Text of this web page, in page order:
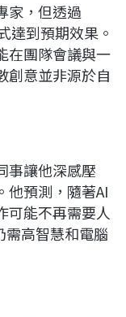
家，但透過
達到預期效果。
在團隊會議與一
創意並非源於自
事讓他深感壓
他預測，隨著AI
可能不再需要人
需高智慧和電腦